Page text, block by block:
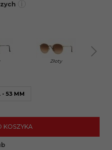
Złoty
- 53 MM
KOSZYKA